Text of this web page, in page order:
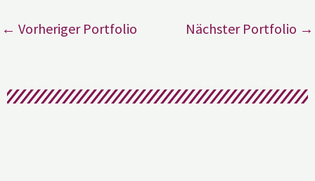
← Vorheriger Portfolio Nächster Portfolio →